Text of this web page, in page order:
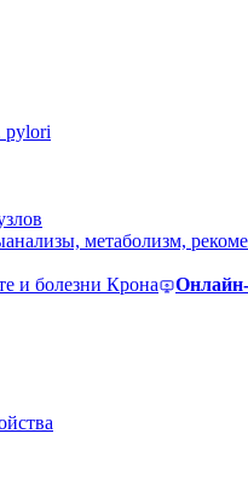
pylori
анализы, метаболизм,
и болезни Крона